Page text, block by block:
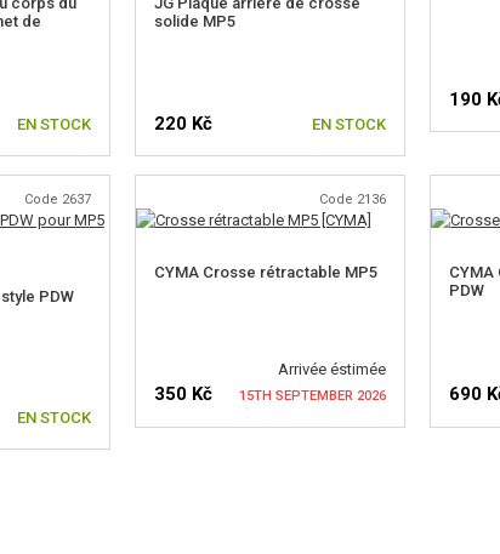
de
EN STOCK
solide MP5
220 Kč EN STOCK
190
Code 2637
PDW
EN STOCK
Code 2136
CYMA Crosse rétractable MP5
Arrivée éstimée
350 Kč 15TH SEPTEMBER 2026
CYMA
PDW
690